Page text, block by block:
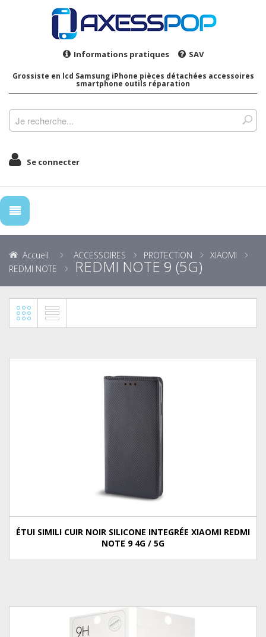
Informations pratiques SAV
Grossiste en lcd Samsung iPhone pièces détachées accessoires
smartphone outils réparation
Se connecter
Accueil ACCESSOIRES PROTECTION
XIAOMI
REDMI NOTE
REDMI NOTE 9 (5G)
ÉTUI SIMILI CUIR NOIR SILICONE INTEGRÉE XIAOMI REDMI
NOTE 9 4G / 5G